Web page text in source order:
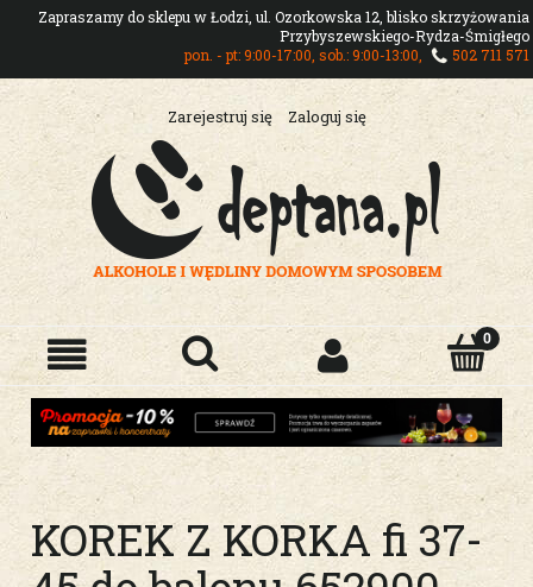
Zapraszamy do sklepu w Łodzi, ul. Ozorkowska 12, blisko skrzyżowania
Przybyszewskiego-Rydza-Śmigłego
pon. - pt: 9:00-17:00, sob.: 9:00-13:00,
502 711 571
Zarejestruj się Zaloguj się
KOREK Z KORKA fi 37-